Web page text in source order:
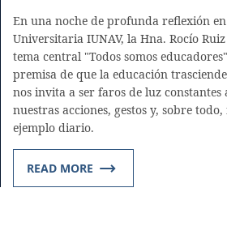
En una noche de profunda reflexión
Universitaria IUNAV, la Hna. Rocío
tema central "Todos somos
premisa de que la educación
nos invita a ser faros de luz constantes
nuestras acciones, gestos y, sobre
ejemplo diario.
READ MORE